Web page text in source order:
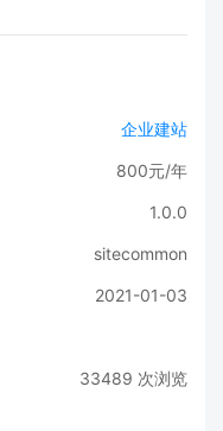
企业建站
800元/年
1.0.0
sitecommon
2021-01-03
33489 次浏览